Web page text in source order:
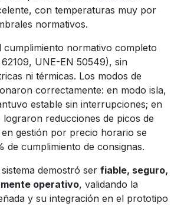
con temperaturas muy por
normativos.
cumplimiento normativo completo
62109, UNE-EN 50549), sin
ni térmicas. Los modos de
correctamente: en modo isla,
estable sin interrupciones; en
lograron reducciones de picos de
en gestión por precio horario se
de cumplimiento de consignas.
demostró ser fiable, seguro,
operativo, validando la
y su integración en el prototipo